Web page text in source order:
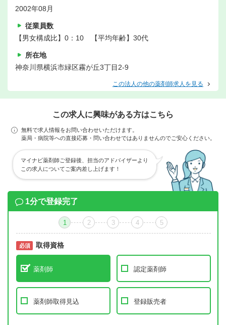
2002年08月
従業員数
【男女構成比】0：10 【平均年齢】30代
所在地
神奈川県横浜市緑区霧が丘3丁目2-9
この法人の他の薬剤師求人を見る
この求人に興味がある方はこちら
無料で求人情報をお問い合わせいただけます。
薬局・病院等への直接応募・問い合わせではありませんのでご安心ください。
マイナビ薬剤師ご登録後、担当のアドバイザーより
この求人についてご案内差し上げます！
1分で登録完了
1 2 3 4 5
必須 取得資格
薬剤師 認定薬剤師
薬剤師取得見込 登録販売者